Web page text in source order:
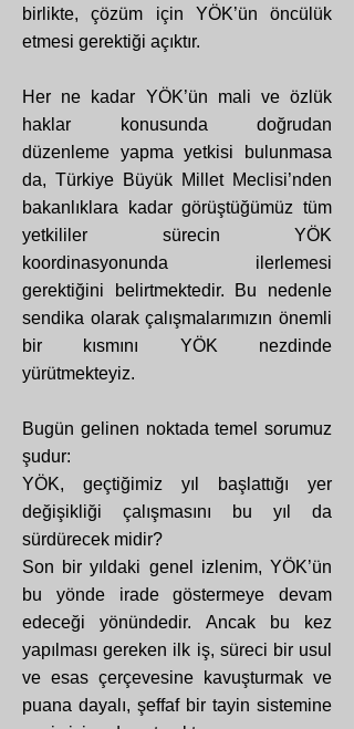
birlikte, çözüm için YÖK’ün öncülük
etmesi gerektiği açıktır.
Her ne kadar YÖK’ün mali ve özlük
haklar konusunda doğrudan
düzenleme yapma yetkisi bulunmasa
da, Türkiye Büyük Millet Meclisi’nden
bakanlıklara kadar görüştüğümüz tüm
yetkililer sürecin YÖK
koordinasyonunda ilerlemesi
gerektiğini belirtmektedir. Bu nedenle
sendika olarak çalışmalarımızın önemli
bir kısmını YÖK nezdinde
yürütmekteyiz.
Bugün gelinen noktada temel sorumuz
şudur:
YÖK, geçtiğimiz yıl başlattığı yer
değişikliği çalışmasını bu yıl da
sürdürecek midir?
Son bir yıldaki genel izlenim, YÖK’ün
bu yönde irade göstermeye devam
edeceği yönündedir. Ancak bu kez
yapılması gereken ilk iş, süreci bir usul
ve esas çerçevesine kavuşturmak ve
puana dayalı, şeffaf bir tayin sistemine